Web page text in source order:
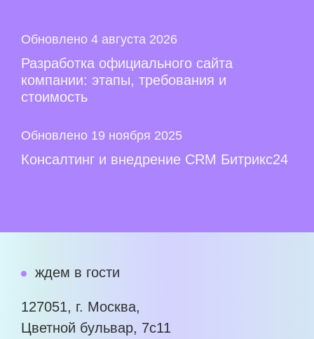
Обновлено 4 августа 2026
Разработка официального сайта
компании: этапы, требования и
стоимость
Обновлено 19 ноября 2025
Консалтинг и внедрение CRM Битрикс24
ждем в гости
127051, г. Москва,
Цветной бульвар, 7с11